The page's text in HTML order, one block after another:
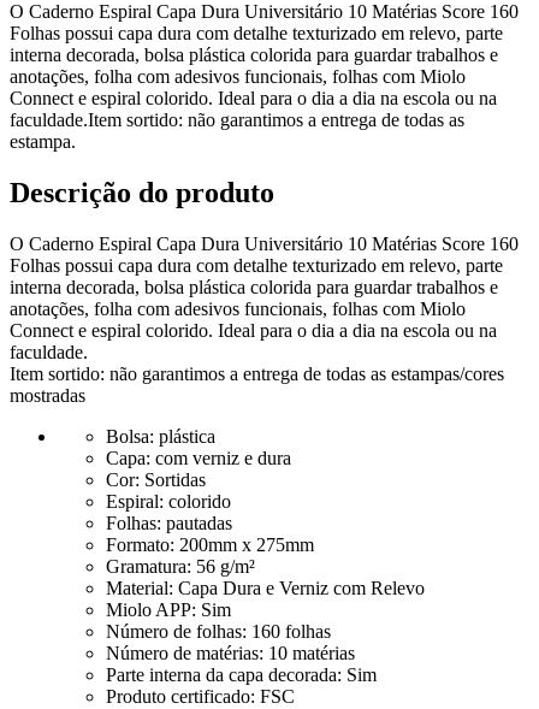
O Caderno Espiral Capa Dura Universitário 10 Matérias Score 160
Folhas possui capa dura com detalhe texturizado em relevo, parte
interna decorada, bolsa plástica colorida para guardar trabalhos e
anotações, folha com adesivos funcionais, folhas com Miolo
Connect e espiral colorido. Ideal para o dia a dia na escola ou na
faculdade.Item sortido: não garantimos a entrega de todas as
estampa.
Descrição do produto
O Caderno Espiral Capa Dura Universitário 10 Matérias Score 160
Folhas possui capa dura com detalhe texturizado em relevo, parte
interna decorada, bolsa plástica colorida para guardar trabalhos e
anotações, folha com adesivos funcionais, folhas com Miolo
Connect e espiral colorido. Ideal para o dia a dia na escola ou na
faculdade.
Item sortido: não garantimos a entrega de todas as estampas/cores
mostradas
Bolsa: plástica
Capa: com verniz e dura
Cor: Sortidas
Espiral: colorido
Folhas: pautadas
Formato: 200mm x 275mm
Gramatura: 56 g/m²
Material: Capa Dura e Verniz com Relevo
Miolo APP: Sim
Número de folhas: 160 folhas
Número de matérias: 10 matérias
Parte interna da capa decorada: Sim
Produto certificado: FSC